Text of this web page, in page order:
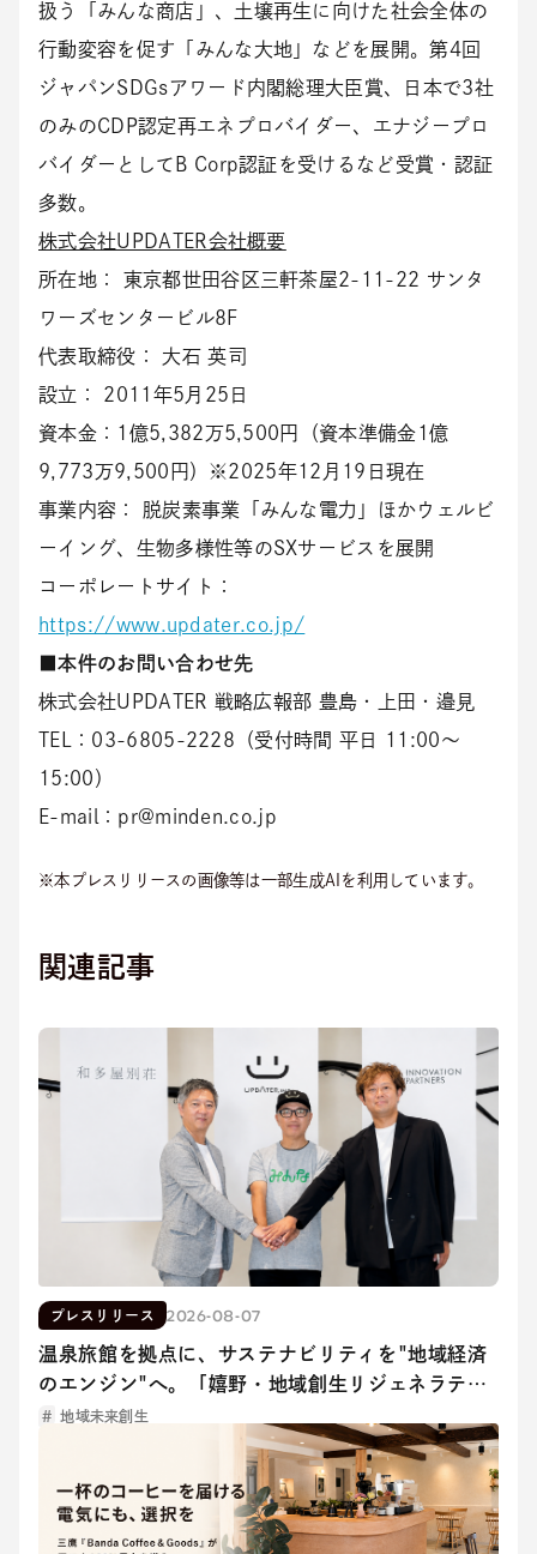
扱う「みんな商店」、土壌再生に向けた社会全体の
行動変容を促す「みんな大地」などを展開。第4回
ジャパンSDGsアワード内閣総理大臣賞、日本で3社
のみのCDP認定再エネプロバイダー、エナジープロ
バイダーとしてB Corp認証を受けるなど受賞・認証
多数。
株式会社UPDATER会社概要
所在地： 東京都世田谷区三軒茶屋2-11-22 サンタ
ワーズセンタービル8F
代表取締役： 大石 英司
設立： 2011年5月25日
資本金：1億5,382万5,500円（資本準備金1億
9,773万9,500円）※2025年12月19日現在
事業内容： 脱炭素事業「みんな電力」ほかウェルビ
ーイング、生物多様性等のSXサービスを展開
コーポレートサイト：
https://www.updater.co.jp/
■本件のお問い合わせ先
株式会社UPDATER 戦略広報部 豊島・上田・邉見
TEL：03-6805-2228（受付時間 平日 11:00～
15:00）
E-mail：pr@minden.co.jp
※本プレスリリースの画像等は一部生成AIを利用しています。
関連記事
プレスリリース 2026-08-07
温泉旅館を拠点に、サステナビリティを"地域経済
のエンジン"へ。「嬉野・地域創生リジェネラティ
ブプロジェクト」を始動
地域未来創生